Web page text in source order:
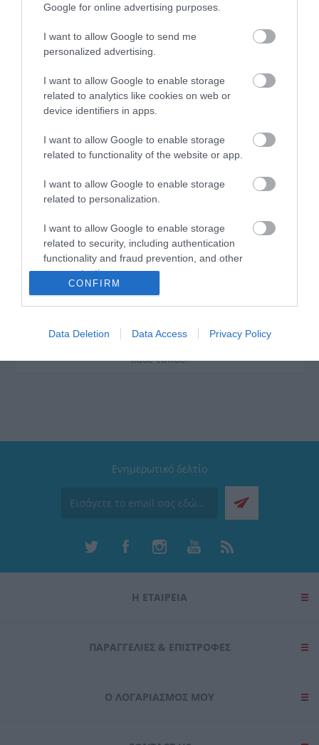
Google for online advertising purposes.
I want to allow Google to send me
personalized advertising.
I want to allow Google to enable storage
related to analytics like cookies on web or
device identifiers in apps.
I want to allow Google to enable storage
related to functionality of the website or app.
I want to allow Google to enable storage
related to personalization.
I want to allow Google to enable storage
related to security, including authentication
functionality and fraud prevention, and other
user protection.
CONFIRM
Data Deletion Data Access Privacy Policy
Η ανθεκτικότητα, η τελειότητα της εκτέλεσης, τα
είναι τα κύρια τεχνικά χαρακτηριστικά των
προϊόντων YATO, τα οποία μπορούν να
χρησιμοποιηθούν σε τρεις τομείς: σε μέρη
επισκευής αυτοκινήτων, σε όλων των ειδών τις
κατασκευές και στον κήπο. Τα χειροκίνητα και
πνευματικά εργαλεία YATO χρησιμοποιούνται
επιτυχώς από ειδικούς, από πολλούς τομείς της
των εργαλείων YATO που προορίζονται για
κάθε τύπου.
Ενημερωτικό δελτίο
Η ΕΤΑΙΡΕΙΑ
ΠΑΡΑΓΓΕΛΊΕΣ & ΕΠΙΣΤΡΟΦΈΣ
Ο ΛΟΓΑΡΙΑΣΜΌΣ ΜΟΥ